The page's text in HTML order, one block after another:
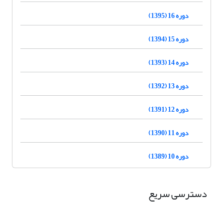
دوره 16 (1395)
دوره 15 (1394)
دوره 14 (1393)
دوره 13 (1392)
دوره 12 (1391)
دوره 11 (1390)
دوره 10 (1389)
دسترسی سریع